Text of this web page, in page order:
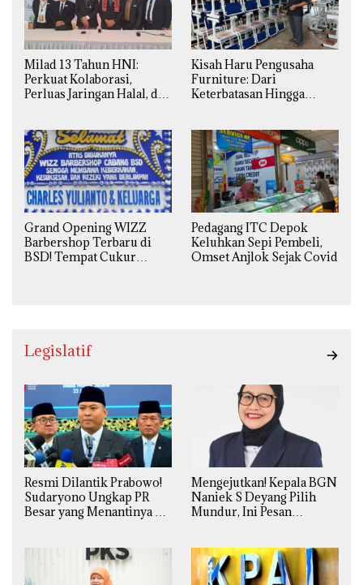
Milad 13 Tahun HNI:
Perkuat Kolaborasi,
Perluas Jaringan Halal, dan
Kisah Haru Pengusaha
Furniture: Dari
Keterbatasan Hingga
Grand Opening WIZZ
Barbershop Terbaru di
BSD! Tempat Cukur
Pedagang ITC Depok
Keluhkan Sepi Pembeli,
Omset Anjlok Sejak Covid
Legislatif
Resmi Dilantik Prabowo!
Sudaryono Ungkap PR
Besar yang Menantinya di
Mengejutkan! Kepala BGN
Naniek S Deyang Pilih
Mundur, Ini Pesan